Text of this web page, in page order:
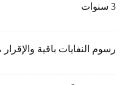
3 سنوات
رسوم النفايات باقية